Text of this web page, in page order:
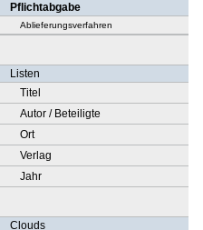
Pflichtabgabe
Ablieferungsverfahren
Listen
Titel
Autor / Beteiligte
Ort
Verlag
Jahr
Clouds